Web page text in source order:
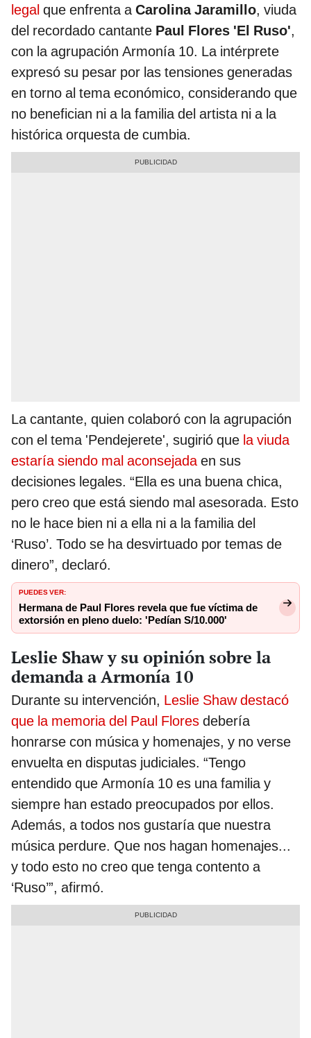
legal que enfrenta aCarolina Jaramillo, viuda
del recordado cantante Paul Flores 'El Ruso',
con la agrupación Armonía 10. La intérprete
expresó su pesar por las tensiones generadas
en torno al tema económico, considerando que
no benefician ni a la familia del artista ni a la
histórica orquesta de cumbia.
La cantante, quien colaboró con la agrupación
con el tema 'Pendejerete', sugirió que la viuda
estaría siendo mal aconsejadaen sus
decisiones legales. “Ella es una buena chica,
pero creo que está siendo mal asesorada. Esto
no le hace bien ni a ella ni a la familia del
‘Ruso’. Todo se ha desvirtuado por temas de
dinero”, declaró.
PUEDES VER:
Hermana de Paul Flores revela que fue víctima de
extorsión en pleno duelo: 'Pedían S/10.000'
Leslie Shaw y su opinión sobre la
demanda a Armonía 10
Durante su intervención, Leslie Shaw destacó
que la memoria del Paul Flores debería
honrarse con música y homenajes, y no verse
envuelta en disputas judiciales. “Tengo
entendido que Armonía 10 es una familia y
siempre han estado preocupados por ellos.
Además, a todos nos gustaría que nuestra
música perdure. Que nos hagan homenajes...
y todo esto no creo que tenga contento a
‘Ruso’”, afirmó.